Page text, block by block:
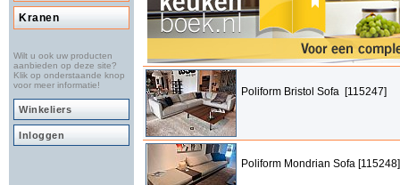
Kranen
Wilt u ook uw producten
aanbieden op deze site?
Klik op onderstaande knop
voor meer informatie!
Winkeliers
Inloggen
Poliform Bristol Sofa [115247]
Poliform Mondrian Sofa [115248]